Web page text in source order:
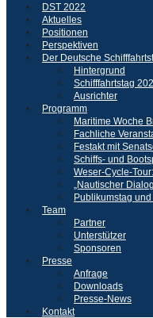
DST 2022
Aktuelles
Positionen
Perspektiven
Der Deutsche
Hintergrund
Schifffahrtstag
Ausrichter
Programm
Maritime Woche
Fachliche
Festakt mit
Schiffs- und
Weser-Cycle-
„Nautischer
Publikumstag
Team
Partner
Unterstützer
Sponsoren
Presse
Anfrage
Downloads
Presse-News
Kontakt